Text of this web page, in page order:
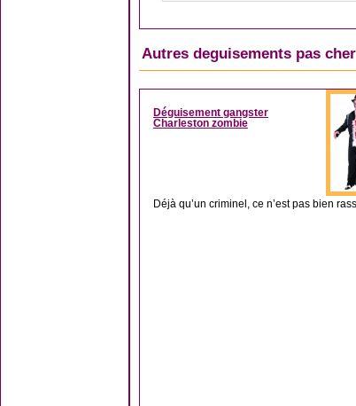
Autres deguisements pas cher
Déguisement gangster
Charleston zombie
Déjà qu’un criminel, ce n’est pas bien